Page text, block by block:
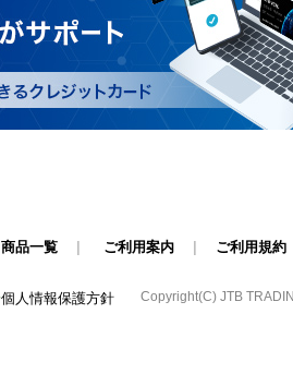
商品一覧 ご利用案内 ご利用規約
個人情報保護方針 Copyright(C) JTB